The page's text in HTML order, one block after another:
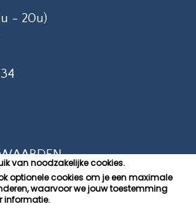
- 20u)
van noodzakelijke cookies.
optionele cookies om je een maximale
waarvoor we jouw toestemming
informatie.